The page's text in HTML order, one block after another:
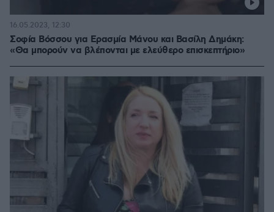
Σοφία Βόσσου για Ερασμία Μάνου και Βασίλη Δημάκη:
«Θα μπορούν να βλέπονται με ελεύθερο επισκεπτήριο»
16.05.2023, 12:30